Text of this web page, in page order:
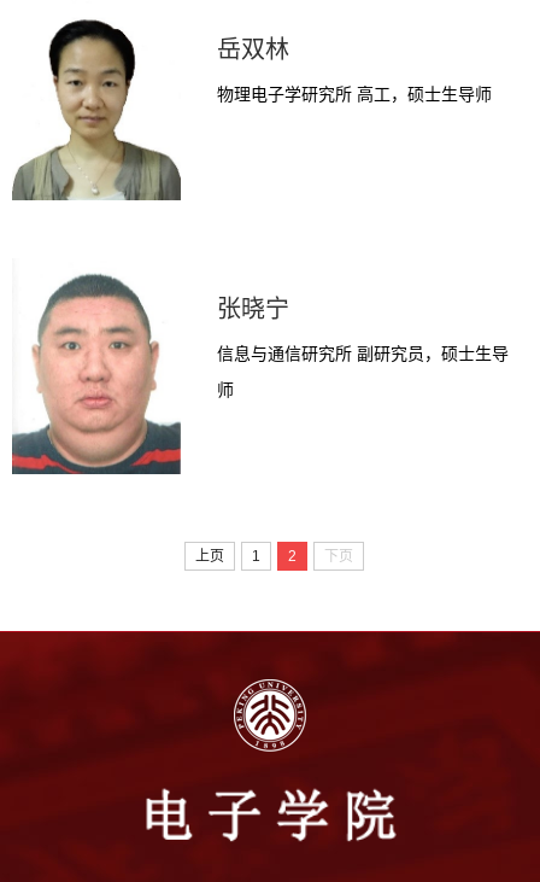
岳双林
物理电子学研究所 高工，硕士生导师
张晓宁
信息与通信研究所 副研究员，硕士生导
师
上页 1 2 下页